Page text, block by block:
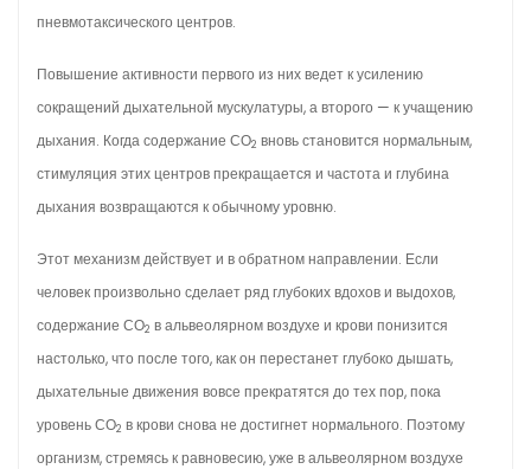
пневмотаксического центров.
Повышение активности первого из них ведет к усилению
сокращений дыхательной мускулатуры, а второго — к учащению
дыхания. Когда содержание СО2 вновь становится нормальным,
стимуляция этих центров прекращается и частота и глубина
дыхания возвращаются к обычному уровню.
Этот механизм действует и в обратном направлении. Если
человек произвольно сделает ряд глубоких вдохов и выдохов,
содержание СО2 в альвеолярном воздухе и крови понизится
настолько, что после того, как он перестанет глубоко дышать,
дыхательные движения вовсе прекратятся до тех пор, пока
уровень СО2 в крови снова не достигнет нормального. Поэтому
организм, стремясь к равновесию, уже в альвеолярном воздухе